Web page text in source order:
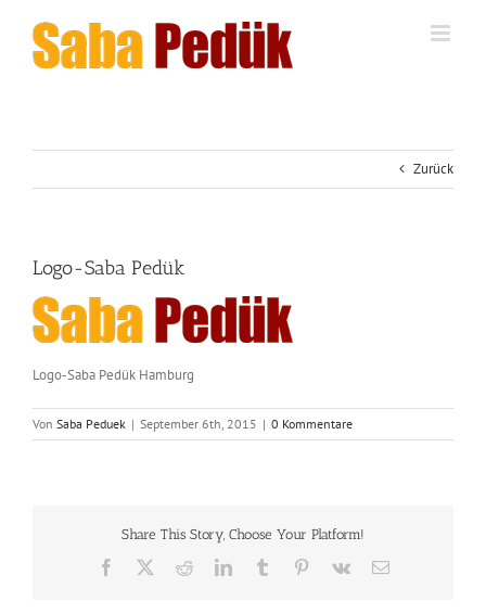
Inhalt
springen
Zurück
Logo-Saba Pedük
Logo-Saba Pedük Hamburg
Von Saba Peduek | September 6th, 2015 | 0 Kommentare
Share This Story, Choose Your Platform!
Facebook RedditLinkedInTumblr Pinterest
Vk
E-